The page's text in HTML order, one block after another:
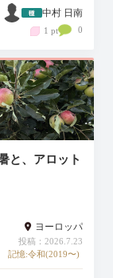
中村 日南
1 pt 0
と、アロット
ヨーロッパ
投稿：2026.7.23
記憶:令和(2019〜)